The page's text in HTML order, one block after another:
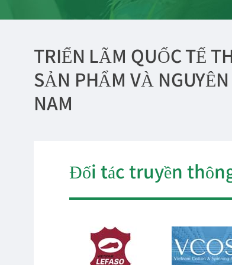
TRIỂN LÃM QUỐC TẾ
SẢN PHẨM VÀ
NAM
Đối tác truyền